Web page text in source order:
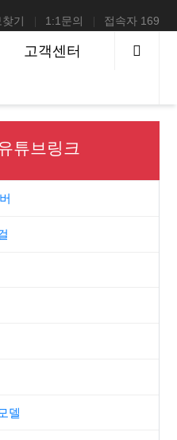
기 1:1문의 접속자 169
고객센터
튜브링크
델